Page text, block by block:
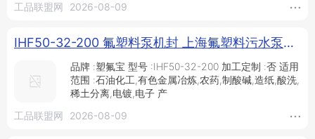
工品联盟网
2026-08-09
IHF50-32-200 氟塑料泵机封 上海氟塑料污水泵配件厂 塑氟宝离心泵机封 耐酸碱化工泵 防腐四氟化工泵维修_供应产品_苏州塑氟宝泵阀有限公司
品牌 :塑氟宝 型号 :IHF50-32-200 加工定制 :否 适用
范围 :石油化工,有色金属冶炼,农药,制酸碱,造纸,酸洗,
稀土分离,电镀,电子 产
工品联盟网
2026-08-09